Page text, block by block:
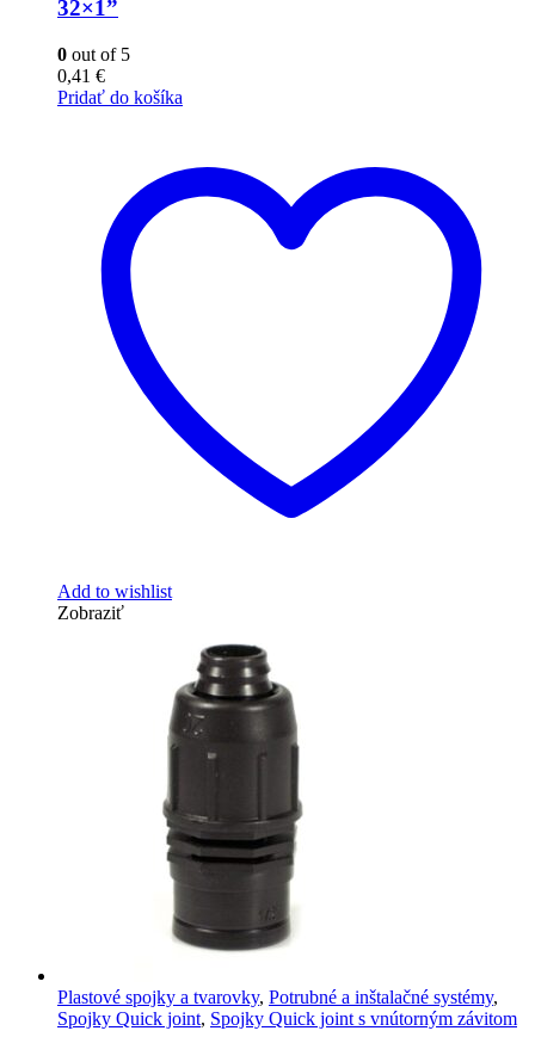
32×1”
0 out of 5
0,41 €
Pridať do košíka
Add to wishlist
Zobraziť
Plastové spojky a tvarovky, Potrubné a inštalačné systémy,
Spojky Quick joint, Spojky Quick joint s vnútorným závitom